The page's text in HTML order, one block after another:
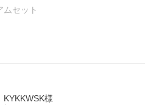
ムセット
KYKKWSK様